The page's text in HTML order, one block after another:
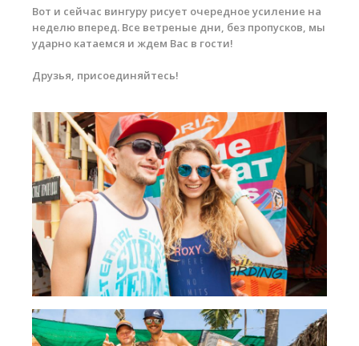
Ветратория.Вьетнам
Цены
Обучение Виндсерфингу
Классический серфинг и SUP
Продажа оборудования
Обучение кайтсерфингу
Система скидок
Обучение Wing Foil
Вот и сейчас вингуру рисует очередное усиление на
неделю вперед. Все ветреные дни, без пропусков, мы
ударно катаемся и ждем Вас в гости!
Друзья, присоединяйтесь!